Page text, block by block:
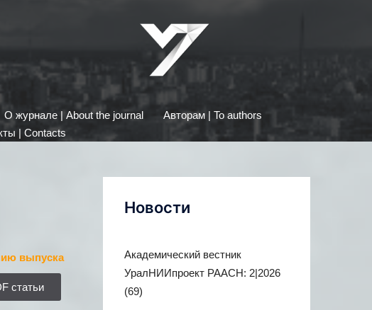
О журнале | About the journal
Авторам | To authors
| Contacts
выпуска
статьи
Новости
Академический вестник
УралНИИпроект РААСН: 2|2026
(69)